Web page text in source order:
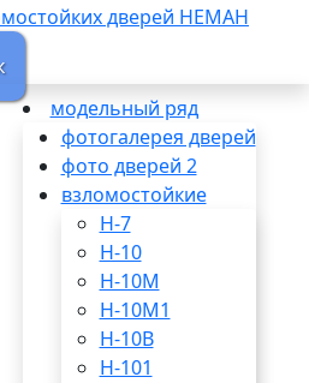
модельный ряд
фотогалерея дверей
фото дверей 2
взломостойкие
Н-7
Н-10
Н-10М
Н-10М1
Н-10В
Н-101